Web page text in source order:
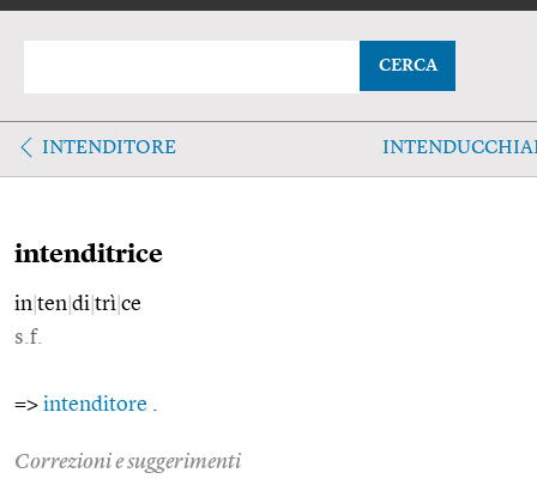
CERCA
INTENDITORE
intenditrice
in ten di trì ce
s.f.
=> intenditore
Correzioni e suggerimenti